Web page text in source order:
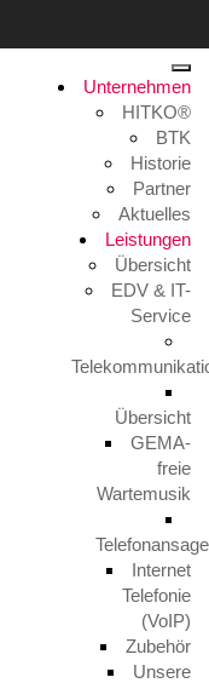
Unternehmen
HITKO®
BTK
Historie
Partner
Aktuelles
Leistungen
Übersicht
EDV & IT-
Service
Übersicht
GEMA-
freie
Wartemusik
Internet
Telefonie
(VoIP)
Zubehör
Unsere